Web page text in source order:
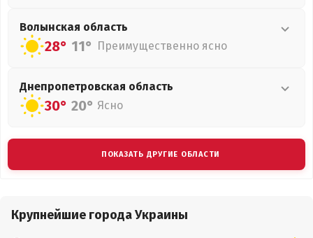
Волынская область
28° 11° Преимущественно ясно
Днепропетровская область
30° 20° Ясно
ПОКАЗАТЬ ДРУГИЕ ОБЛАСТИ
Крупнейшие города Украины